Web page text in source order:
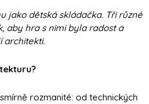
jako dětská skládačka. Tři různé
aby hra s nimi byla radost a
architekti.
rozmanité: od technických